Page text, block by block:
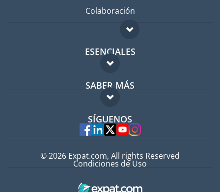
Colaboración
ESENCIALES
Foro para expatriados
Guía para expatriados
Trabajos en el extranjero
SABER MÁS
FAQ
Expertos
SÍGUENOS
© 2026 Expat.com, All rights Reserved
Condiciones de Uso